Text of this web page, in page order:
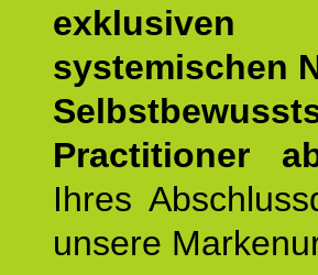
systemischen
Practitioner
Ihres
unsere